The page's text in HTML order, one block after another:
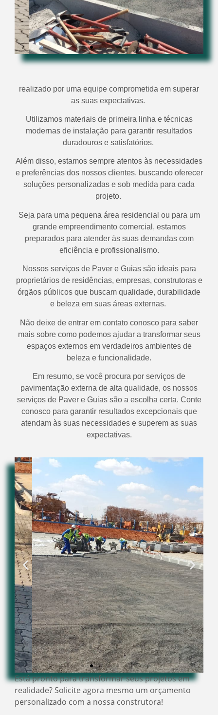
Está pronto para transformar seus projetos em
realidade? Solicite agora mesmo um orçamento
personalizado com a nossa construtora!
realizado por uma equipe comprometida em superar
as suas expectativas.
Utilizamos materiais de primeira linha e técnicas
modernas de instalação para garantir resultados
duradouros e satisfatórios.
Além disso, estamos sempre atentos às necessidades
e preferências dos nossos clientes, buscando oferecer
soluções personalizadas e sob medida para cada
projeto.
Seja para uma pequena área residencial ou para um
grande empreendimento comercial, estamos
preparados para atender às suas demandas com
eficiência e profissionalismo.
Nossos serviços de Paver e Guias são ideais para
proprietários de residências, empresas, construtoras e
órgãos públicos que buscam qualidade, durabilidade
e beleza em suas áreas externas.
Não deixe de entrar em contato conosco para saber
mais sobre como podemos ajudar a transformar seus
espaços externos em verdadeiros ambientes de
beleza e funcionalidade.
Em resumo, se você procura por serviços de
pavimentação externa de alta qualidade, os nossos
serviços de Paver e Guias são a escolha certa. Conte
conosco para garantir resultados excepcionais que
atendam às suas necessidades e superem as suas
expectativas.